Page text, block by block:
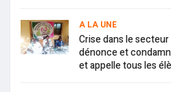
A LA UNE
Crise dans le
dénonce et
et appelle tous les